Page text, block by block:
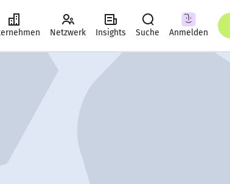
Netzwerk Insights Suche Anmelden